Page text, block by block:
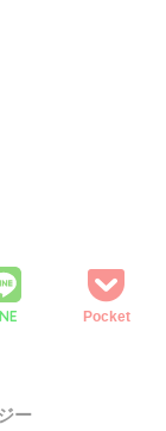
Pocket
ー